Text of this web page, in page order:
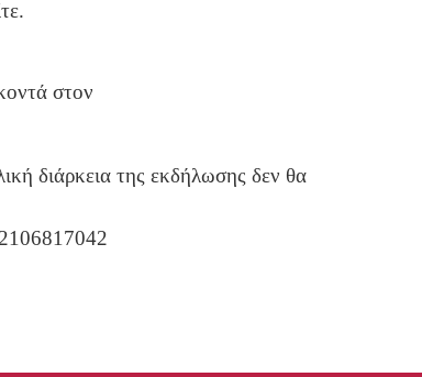
στον
διάρκεια της εκδήλωσης δεν θα